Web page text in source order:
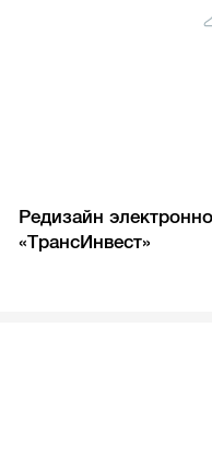
Редизайн
«ТрансИнвест»